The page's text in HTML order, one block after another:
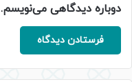
دوباره دیدگاهی می‌نویسم.